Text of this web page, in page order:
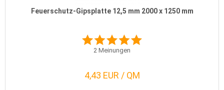
Feuerschutz-Gipsplatte 12,5 mm 2000 x 1250 mm
2 Meinungen
4,43 EUR / QM